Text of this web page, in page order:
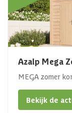
Azalp Mega
MEGA zomer
Bekijk de